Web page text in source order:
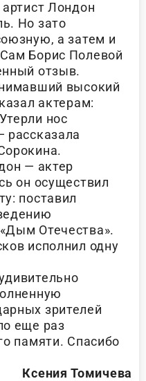
Лондон
Но зато
а затем и
Борис Полевой
отзыв.
высокий
актерам:
нос
рассказала
— актер
он осуществил
поставил
Отечества».
исполнил одну
зрителей
еще раз
памяти. Спасибо
Ксения Томичева